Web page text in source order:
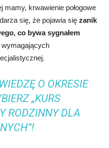
mamy, krwawienie połogowe
się, że pojawia się zanik
co bywa sygnałem
O OKRESIE
„KURS
RODZINNY DLA